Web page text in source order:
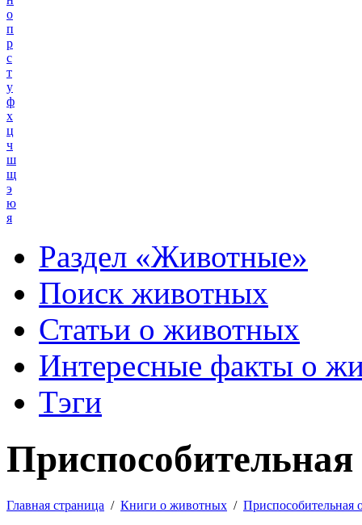
о
п
р
с
т
у
ф
х
ц
ч
ш
щ
э
ю
я
Раздел «Животные»
Поиск животных
Статьи о животных
Интересные факты о
Тэги
Главная страница / Книги о животных / Приспособительная